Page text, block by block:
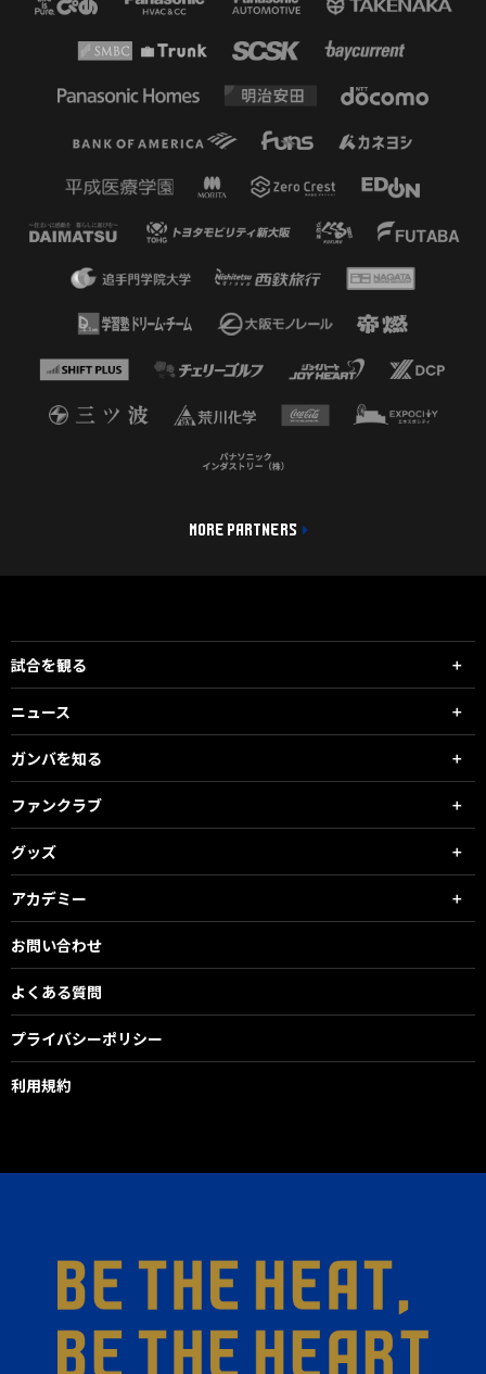
MORE PARTNERS
試合を観る
ニュース
ガンバを知る
ファンクラブ
グッズ
アカデミー
お問い合わせ
よくある質問
プライバシーポリシー
利用規約